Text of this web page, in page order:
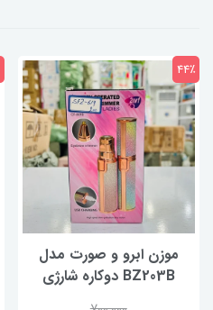
موزن ابرو و صورت مدل
BZ203B دوکاره شارژی
44٪